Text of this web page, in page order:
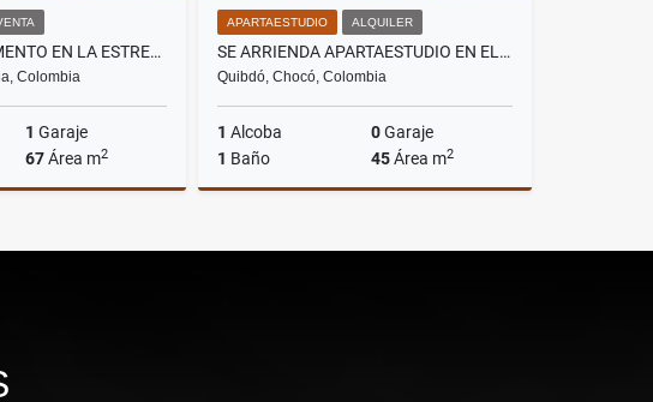
VENDO APARTAMENTO EN LA ESTRELLA
Colombia
1 Garaje
67Área m2
$420.000.000
APARTAESTUDIO ALQUILER
SE ARRIENDA APARTAESTUDIO EN EL BARRIO ZONA MINERA EN QUIBDO
Quibdó, Chocó, Colombia
1 Alcoba 0Garaje
1 Baño 45Área m2
$700.000